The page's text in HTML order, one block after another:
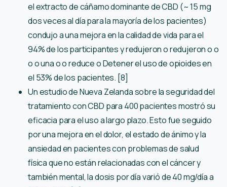
el extracto de cáñamo dominante de CBD (~ 15 mg
dos veces al día para la mayoría de los pacientes)
condujo a una mejora en la calidad de vida para el
94% de los participantes y redujeron o redujeron o o
o o una o o reduce o Detener el uso de opioides en
el 53% de los pacientes. [8]
Un estudio de Nueva Zelanda sobre la seguridad del
tratamiento con CBD para 400 pacientes mostró su
eficacia para el uso a largo plazo. Esto fue seguido
por una mejora en el dolor, el estado de ánimo y la
ansiedad en pacientes con problemas de salud
física que no están relacionadas con el cáncer y
también mental, la dosis por día varió de 40 mg/día a